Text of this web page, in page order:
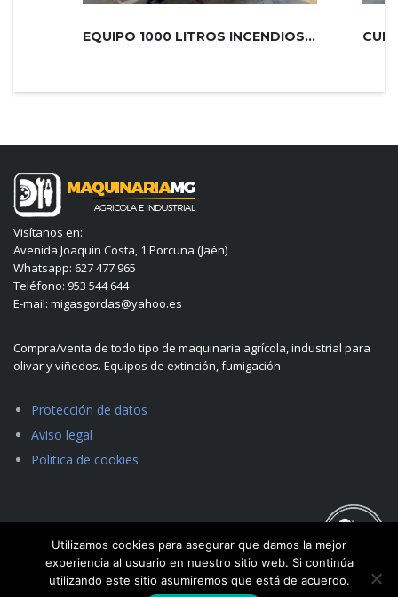
EQUIPO 1000 LITROS INCENDIOS PLUS 2...
Visítanos en:
Avenida Joaquin Costa, 1 Porcuna (Jaén)
Whatsapp: 627 477 965
Teléfono: 953 544 644
E-mail: migasgordas@yahoo.es
Compra/venta de todo tipo de maquinaria agrícola, industrial para
olivar y viñedos. Equipos de extinción, fumigación
Protección de datos
Aviso legal
Politica de cookies
Utilizamos cookies para asegurar que damos la mejor
experiencia al usuario en nuestro sitio web. Si continúa
utilizando este sitio asumiremos que está de acuerdo.